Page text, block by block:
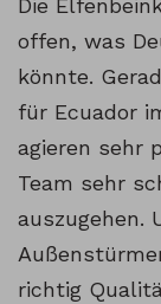
Die
offen, was
könnte.
für Ecuador
agieren sehr
Team sehr
auszugehen.
richtig